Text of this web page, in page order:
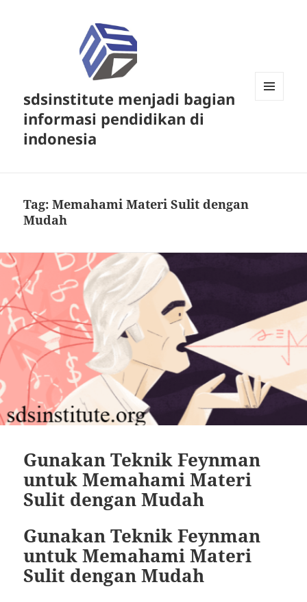
sdsinstitute menjadi bagian
informasi pendidikan di
indonesia
Tag:Memahami Materi Sulit dengan
Mudah
Gunakan Teknik Feynman
untuk Memahami Materi
Sulit dengan Mudah
Gunakan Teknik Feynman
untuk Memahami Materi
Sulit dengan Mudah